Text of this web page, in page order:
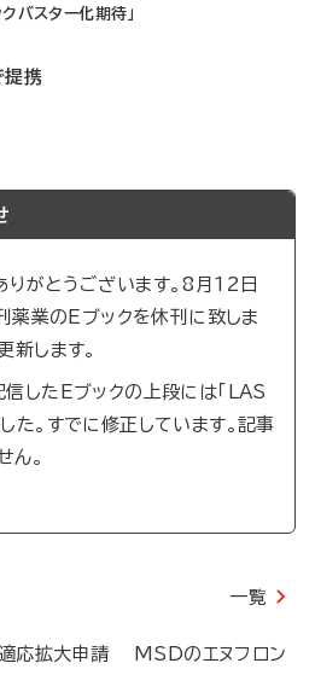
バスター化期待」
提携
がとうございます。8月12日
薬業のEブックを休刊に致しま
新します。
たEブックの上段には「LAS
た。すでに修正しています。記事
ん。
一覧
応拡大申請 MSDのエヌフロン